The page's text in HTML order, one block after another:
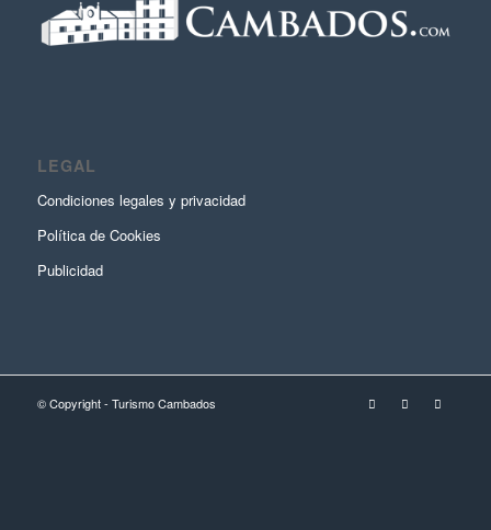
LEGAL
Condiciones legales y privacidad
Política de Cookies
Publicidad
© Copyright - Turismo Cambados